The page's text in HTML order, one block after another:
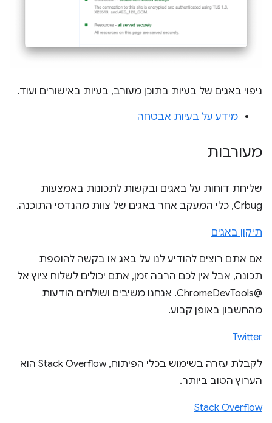
ניפוי באגים של בעיות בתוכן מעורב, בעיות באישורים ועוד.
מידע על בעיות אבטחה
מעורבות
שליחת דוחות על באגים ובקשות לתכונות באמצעות
Crbug, כלי המעקב אחר באגים של צוות מהנדסי התוכנה.
תיקון באגים
אם אתם רוצים להודיע לנו על באג או בקשה להוספת
תכונה, אבל אין לכם הרבה זמן, אתם יכולים לשלוח ציוץ אל
@ChromeDevTools. אנחנו משיבים ושולחים הודעות
מהחשבון באופן קבוע.
Twitter
לקבלת עזרה בשימוש בכלי הפיתוח, Stack Overflow הוא
הערוץ הטוב ביותר.
Stack Overflow